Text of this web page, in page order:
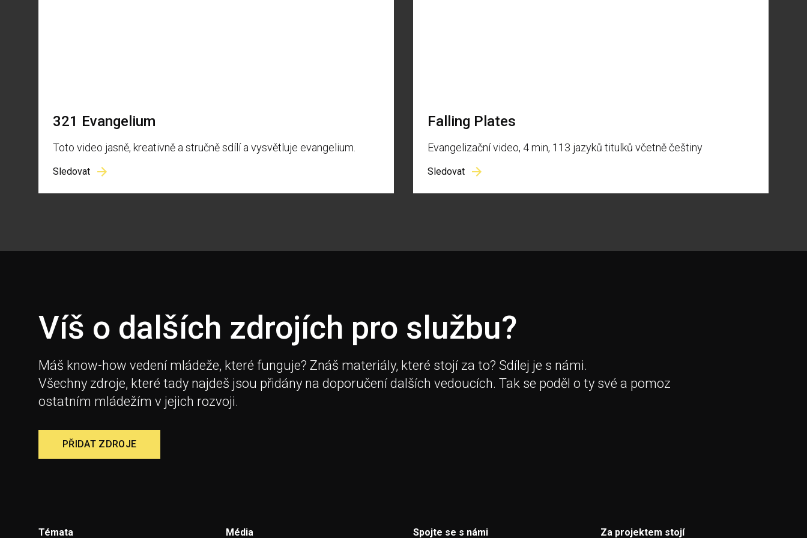
321 Evangelium
Toto video jasně, kreativně a stručně sdílí a vysvětluje evangelium.
Sledovat
Falling Plates
Evangelizační video, 4 min, 113 jazyků titulků včetně češtiny
Sledovat
Víš o dalších zdrojích pro službu?
Máš know-how vedení mládeže, které funguje? Znáš materiály, které stojí za to? Sdílej je s námi.
Všechny zdroje, které tady najdeš jsou přidány na doporučení dalších vedoucích. Tak se poděl o ty své a pomoz
ostatním mládežím v jejich rozvoji.
PŘIDAT ZDROJE
Témata Média Spojte se s námi Za projektem stojí